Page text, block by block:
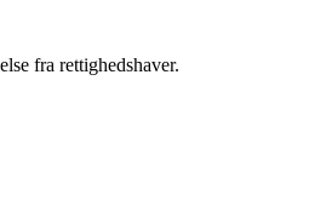
fra rettighedshaver.